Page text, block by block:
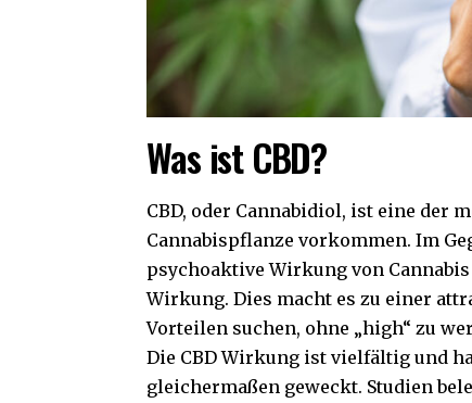
Was ist CBD?
CBD, oder Cannabidiol, ist eine der
Cannabispflanze vorkommen. Im
psychoaktive Wirkung von
Wirkung. Dies macht es zu einer
Vorteilen suchen, ohne „high“ zu
Die CBD Wirkung ist vielfältig und
gleichermaßen geweckt. Studien